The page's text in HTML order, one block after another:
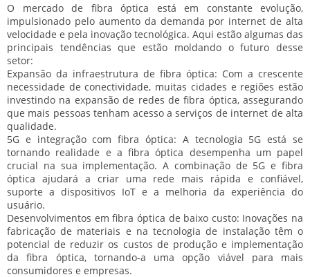
O mercado de fibra óptica está em constante evolução,
impulsionado pelo aumento da demanda por internet de alta
velocidade e pela inovação tecnológica. Aqui estão algumas das
principais tendências que estão moldando o futuro desse
setor:
Expansão da infraestrutura de fibra óptica: Com a crescente
necessidade de conectividade, muitas cidades e regiões estão
investindo na expansão de redes de fibra óptica, assegurando
que mais pessoas tenham acesso a serviços de internet de alta
qualidade.
5G e integração com fibra óptica: A tecnologia 5G está se
tornando realidade e a fibra óptica desempenha um papel
crucial na sua implementação. A combinação de 5G e fibra
óptica ajudará a criar uma rede mais rápida e confiável,
suporte a dispositivos IoT e a melhoria da experiência do
usuário.
Desenvolvimentos em fibra óptica de baixo custo: Inovações na
fabricação de materiais e na tecnologia de instalação têm o
potencial de reduzir os custos de produção e implementação
da fibra óptica, tornando-a uma opção viável para mais
consumidores e empresas.